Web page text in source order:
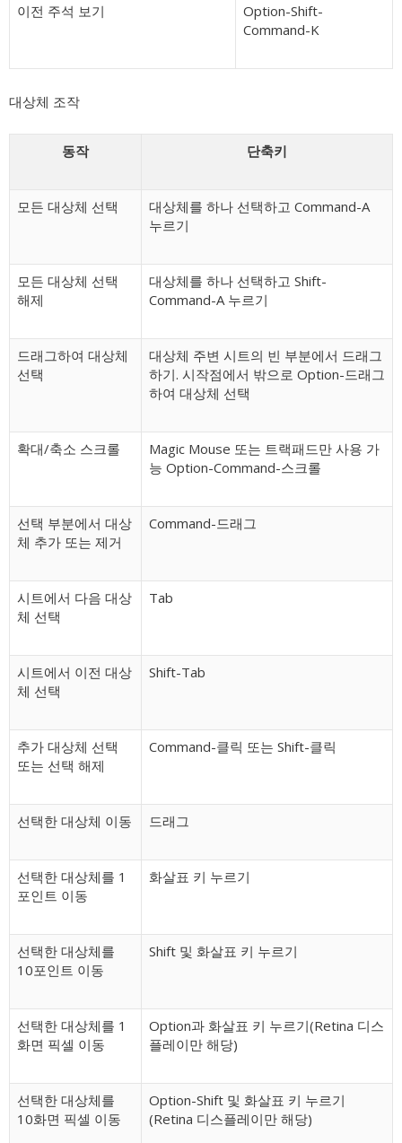
이전 주석 보기
Option-Shift-
Command-K
대상체 조작
동작 단축키
모든 대상체 선택
대상체를 하나 선택하고 Command-A
누르기
모든 대상체 선택
해제
대상체를 하나 선택하고 Shift-
Command-A 누르기
드래그하여 대상체
선택
대상체 주변 시트의 빈 부분에서 드래그
하기. 시작점에서 밖으로 Option-드래그
하여 대상체 선택
확대/축소 스크롤
Magic Mouse 또는 트랙패드만 사용 가
능 Option-Command-스크롤
선택 부분에서 대상
체 추가 또는 제거
Command-드래그
시트에서 다음 대상
체 선택
Tab
시트에서 이전 대상
체 선택
Shift-Tab
추가 대상체 선택
또는 선택 해제
Command-클릭 또는 Shift-클릭
선택한 대상체 이동 드래그
선택한 대상체를 1
포인트 이동
화살표 키 누르기
선택한 대상체를
10포인트 이동
Shift 및 화살표 키 누르기
선택한 대상체를 1
화면 픽셀 이동
Option과 화살표 키 누르기(Retina 디스
플레이만 해당)
선택한 대상체를
10화면 픽셀 이동
Option-Shift 및 화살표 키 누르기
(Retina 디스플레이만 해당)